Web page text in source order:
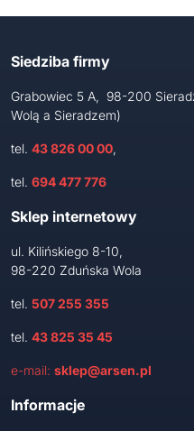
Siedziba firmy
Grabowiec 5 A, 98-200
Wolą a Sieradzem)
tel. 43 826 00 00,
tel. 694 477 776
Sklep internetowy
ul. Kilińskiego 8-10,
98-220 Zduńska Wola
tel. 507 255 355
tel. 43 825 35 45
e-mail: sklep@arsen.pl
Informacje